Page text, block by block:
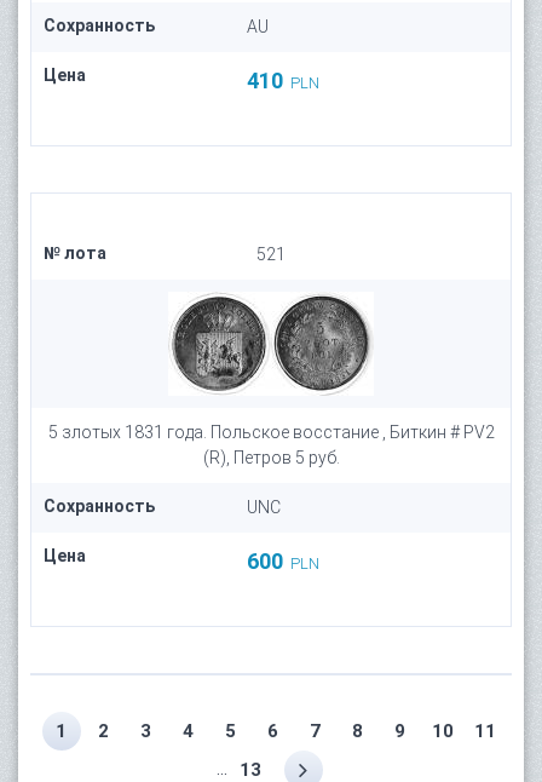
Сохранность AU
Цена 410 PLN
№ лота 521
5 злотых 1831 года. Польское восстание , Биткин # PV2
(R), Петров 5 руб.
Сохранность UNC
Цена 600 PLN
1 2 3 4 5 6 7 8 9 10 11
13